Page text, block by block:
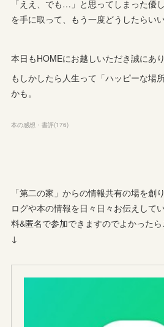
「ええ、でも…」と思ってしまった優
を手に取って、もう一度どうしたらい
本日もHOMEにお越しいただき誠にあ
もしかしたら人生って「ハッピーな場
かも。
本の感想・書評(176)
「第二の家」からの情報共有の場を創
ログや本の情報を日々日々お伝えして
料&匿名で参加できますのでよかった
↓